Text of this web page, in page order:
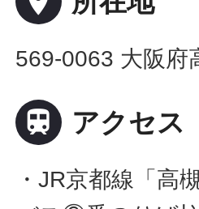
569-0063 大阪府
 アクセス
・JR京都線「高